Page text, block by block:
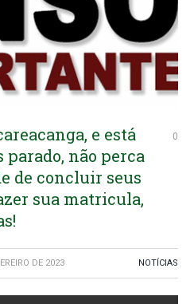
e está
parado, não perca
de concluir seus
sua matricula,
0
DE 2023 NOTÍCIAS